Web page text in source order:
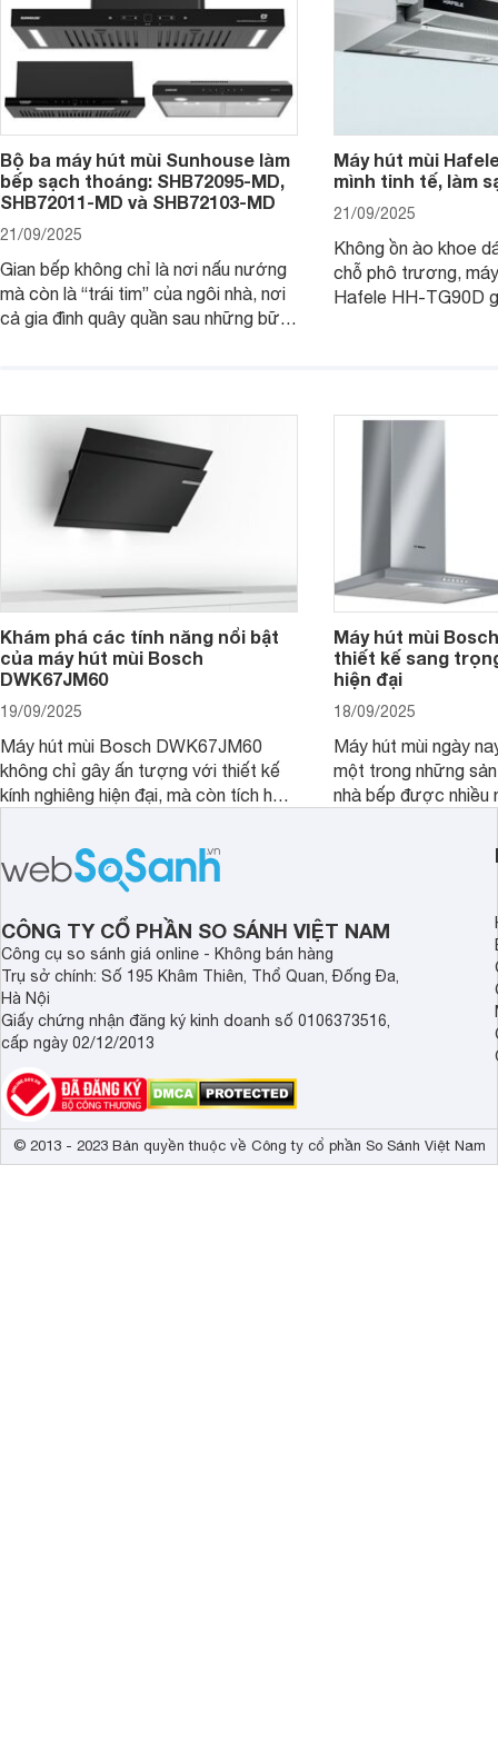
Bộ ba máy hút mùi Sunhouse làm
bếp sạch thoáng: SHB72095-MD,
SHB72011-MD và SHB72103-MD
21/09/2025
Gian bếp không chỉ là nơi nấu nướng
mà còn là “trái tim” của ngôi nhà, nơi
cả gia đình quây quần sau những bữa
mùi Sunhouse SHB72095-MD,
SHB72011-MD và SHB72103-MD
phát huy sức mạnh.
Máy hút mùi
mình tinh tế, làm
21/09/2025
Không ồn ào khoe
chỗ phô trương,
Hafele HH-TG90D
đi tìm hiểu chi tiết
Khám phá các tính năng nổi bật
của máy hút mùi Bosch
DWK67JM60
19/09/2025
Máy hút mùi Bosch DWK67JM60
không chỉ gây ấn tượng với thiết kế
kính nghiêng hiện đại, mà còn tích hợp
sự tiện nghi và hiệu quả cho căn bếp.
Đây chắc chắn sẽ là lựa chọn lý
tưởng cho không gian bếp hiện đại.
Máy hút mùi
thiết kế sang
hiện đại
18/09/2025
Máy hút mùi ngày
một trong những
nhà bếp được nhiều
thiết bị nổi bật
là máy hút mùi
review chi tiết về
này nhé!
CÔNG TY CỔ PHẦN SO SÁNH VIỆT NAM
Công cụ so sánh giá online - Không bán hàng
Trụ sở chính: Số 195 Khâm Thiên, Thổ Quan, Đống Đa,
Hà Nội
Giấy chứng nhận đăng ký kinh doanh số 0106373516,
cấp ngày 02/12/2013
© 2013 - 2023 Bản quyền thuộc về Công ty cổ phần So Sánh Việt Nam